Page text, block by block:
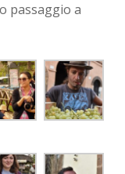
passaggio a